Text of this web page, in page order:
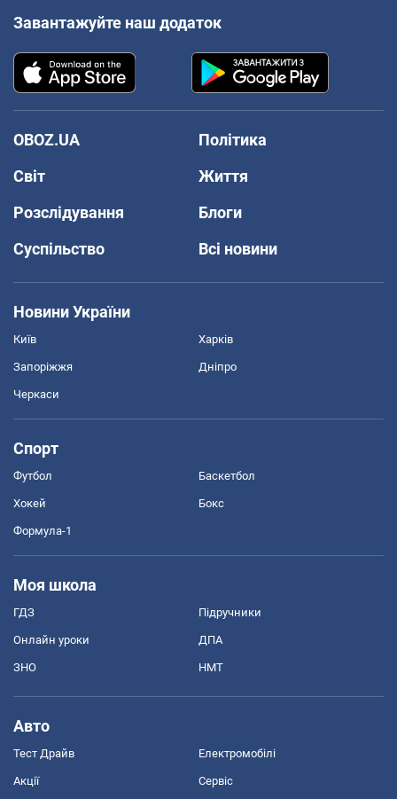
Завантажуйте наш додаток
OBOZ.UA
Політика
Світ
Життя
Розслідування
Блоги
Суспільство
Всі новини
Новини України
Київ Харків
Запоріжжя Дніпро
Черкаси
Спорт
Футбол Баскетбол
Хокей Бокс
Формула-1
Моя школа
ГДЗ Підручники
Онлайн уроки ДПА
ЗНО НМТ
Авто
Тест Драйв Електромобілі
Акції Сервіс